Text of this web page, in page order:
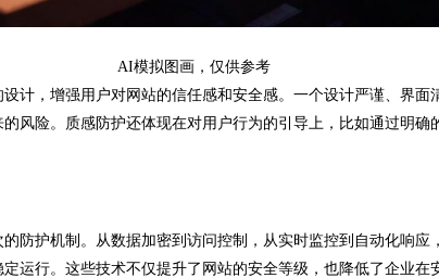
AI模拟图画，仅供参考
，增强用户对网站的信任感和安全感。一个设计严谨、界面
风险。质感防护还体现在对用户行为的引导上，比如通过明确
护机制。从数据加密到访问控制，从实时监控到自动化响应
运行。这些技术不仅提升了网站的安全等级，也降低了企业在